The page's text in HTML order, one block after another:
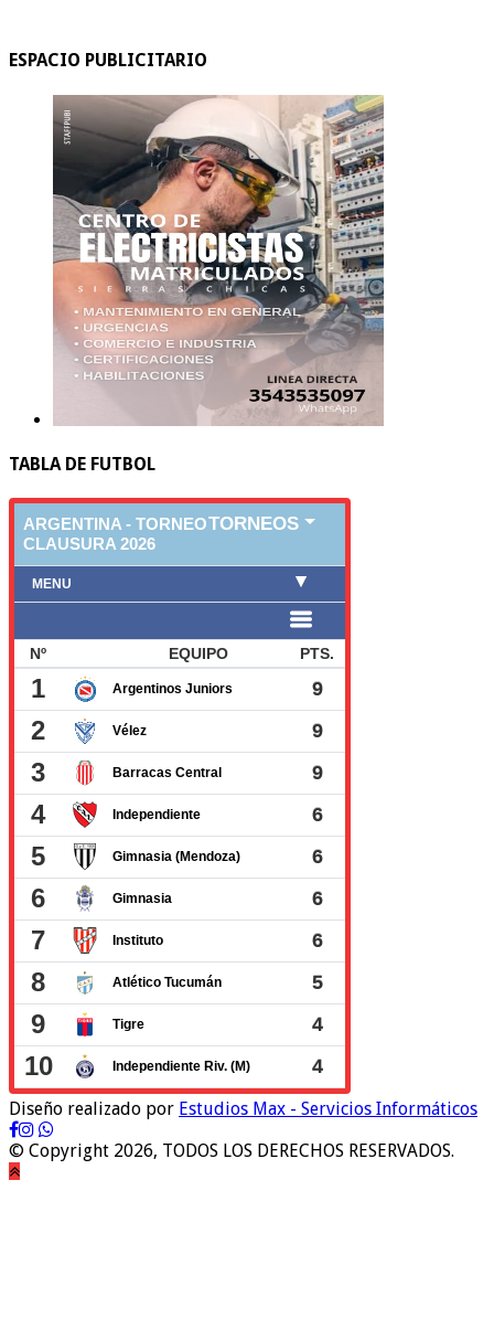
ESPACIO PUBLICITARIO
TABLA DE FUTBOL
Diseño realizado por Estudios Max - Servicios Informáticos
© Copyright 2026, TODOS LOS DERECHOS RESERVADOS.